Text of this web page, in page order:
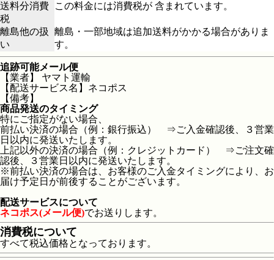
送料分消費
税
この料金には消費税が 含まれています。
離島他の扱
い
離島・一部地域は追加送料がかかる場合がありま
す。
追跡可能メール便
【業者】 ヤマト運輸
【配送サービス名】ネコポス
【備考】
商品発送のタイミング
特にご指定がない場合、
前払い決済の場合（例：銀行振込） ⇒ご入金確認後、３営業
日以内に発送いたします。
上記以外の決済の場合（例：クレジットカード） ⇒ご注文確
認後、３営業日以内に発送いたします。
※前払い決済の場合は、お客様のご入金タイミングにより、お
届け予定日が前後することがございます。
配送サービスについて
ネコポス(メール便)でお送りします。
消費税について
すべて税込価格となっております。